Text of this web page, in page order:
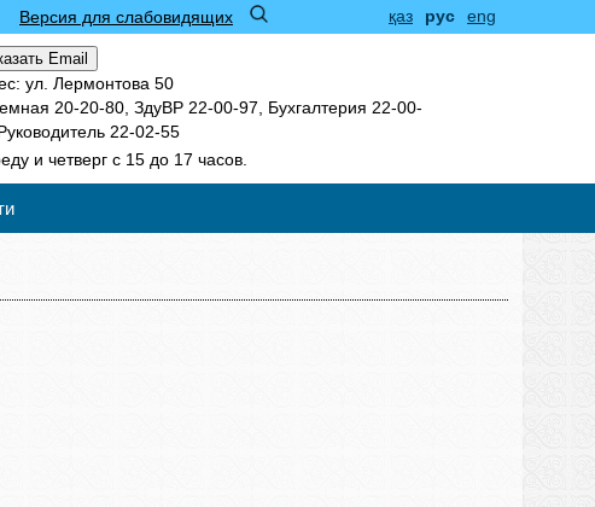
қаз рус eng
Версия для слабовидящих
Email
ул. Лермонтова 50
20-20-80, ЗдуВР 22-00-97, Бухгалтерия 22-00-
22-02-55
и четверг с 15 до 17 часов.